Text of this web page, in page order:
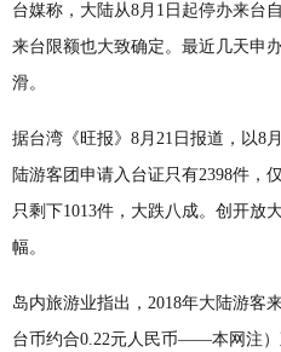
台媒称，大陆从8月1日起停办来台
来台限额也大致确定。最近几天申
滑。
据台湾《旺报》8月21日报道，以8
陆游客团申请入台证只有2398件，
只剩下1013件，大跌八成。创开放
幅。
岛内旅游业指出，2018年大陆游客
台币约合0.22元人民币——本网注